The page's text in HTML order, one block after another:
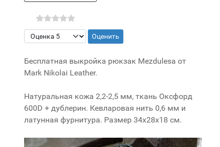
Пожалуйста, оцените
Бесплатная выкройка рюкзак Mezdulesa от
Mark Nikolai Leather.
Натуральная кожа 2,2-2,5 мм, ткань Оксфорд
600D + дублерин. Кевларовая нить 0,6 мм и
латунная фурнитура. Размер 34х28х18 см.